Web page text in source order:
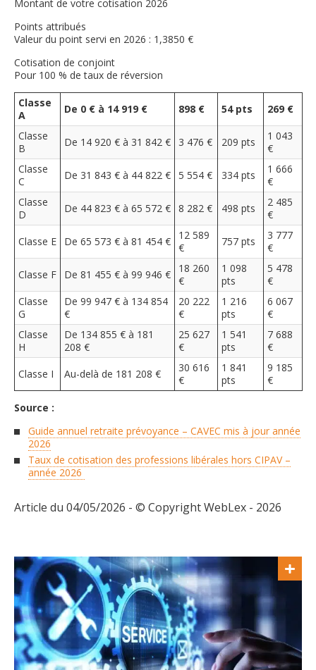
Montant de votre cotisation 2026
Points attribués
Valeur du point servi en 2026 : 1,3850 €
Cotisation de conjoint
Pour 100 % de taux de réversion
Classe
A
De 0 € à 14 919 € 898 € 54 pts
269 €
Classe
B
De 14 920 € à 31 842 € 3 476 € 209 pts
1 043
€
Classe
C
De 31 843 € à 44 822 € 5 554 € 334 pts
1 666
€
Classe
D
De 44 823 € à 65 572 € 8 282 € 498 pts
2 485
€
Classe E
De 65 573 € à 81 454 €
12 589
€
757 pts
3 777
€
Classe F
De 81 455 € à 99 946 €
18 260
€
1 098
pts
5 478
€
Classe
G
De 99 947 € à 134 854
€
20 222
€
1 216
pts
6 067
€
Classe
H
De 134 855 € à 181
208 €
25 627
€
1 541
pts
7 688
€
Classe I
Au-delà de 181 208 €
30 616
€
1 841
pts
9 185
€
Source :
Guide annuel retraite prévoyance – CAVEC mis à jour année
2026
Taux de cotisation des professions libérales hors CIPAV –
année 2026
Article du 04/05/2026 - © Copyright WebLex - 2026